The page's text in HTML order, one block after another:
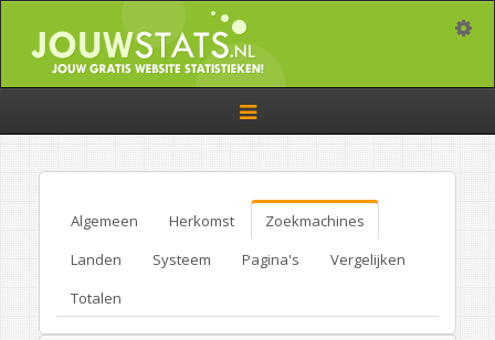
Toggle
navigation
Algemeen Herkomst
Zoekmachines
Landen
Systeem Pagina's
Vergelijken
Totalen